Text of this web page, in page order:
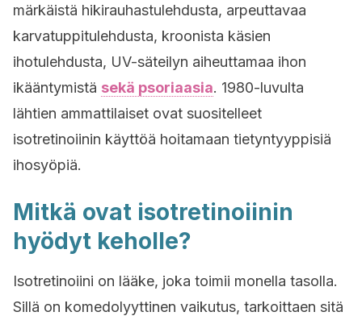
märkäistä hikirauhastulehdusta, arpeuttavaa
karvatuppitulehdusta, kroonista käsien
ihotulehdusta, UV-säteilyn aiheuttamaa ihon
ikääntymistä sekä psoriaasia. 1980-luvulta
lähtien ammattilaiset ovat suositelleet
isotretinoiinin käyttöä hoitamaan tietyntyyppisiä
ihosyöpiä.
Mitkä ovat isotretinoiinin
hyödyt keholle?
Isotretinoiini on lääke, joka toimii monella tasolla.
Sillä on komedolyyttinen vaikutus, tarkoittaen sitä